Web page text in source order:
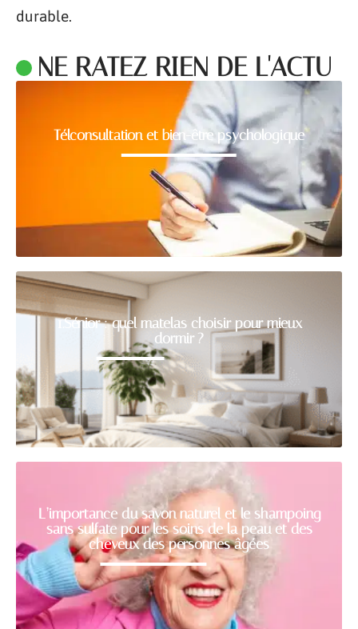
durable.
NE RATEZ RIEN DE L'ACTU
Télconsultation et bien-être psychologique
1.Sénior : quel matelas choisir pour mieux
dormir ?
L’importance du savon naturel et le shampoing
sans sulfate pour les soins de la peau et des
cheveux des personnes âgées